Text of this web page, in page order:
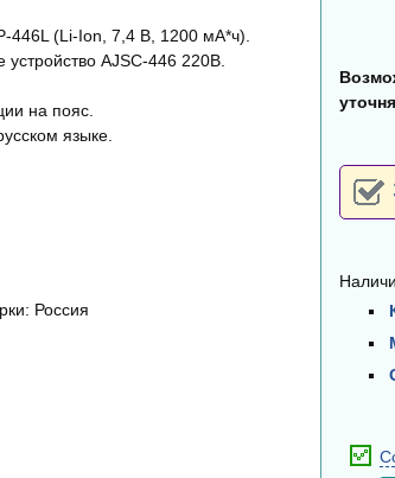
446L (Li-Ion, 7,4 В, 1200 мА*ч).
AJSC-446 220В.
на пояс.
языке.
Россия